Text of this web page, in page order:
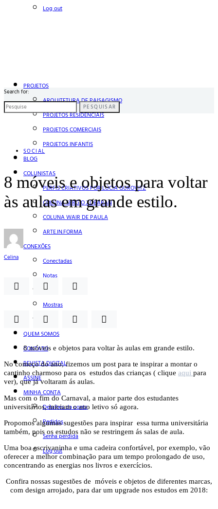
Log out
PROJETOS
ARQUITETURA DE PAISAGISMO
PROJETOS RESIDENCIAIS
PROJETOS COMERCIAIS
PROJETOS INFANTIS
BLOG
COLUNISTAS
PERFIS CRIATIVOS POR LÚCIA GUROVITZ
COLUNA SERGIO ZOBARAN
COLUNA WAIR DE PAULA
ARTE.IN.FORMA
CONEXÕES
Conectadas
Notas
Social
Mostras
Arte
QUEM SOMOS
CONTATO
REVISTA DIGITAL
ASSINE
MINHA CONTA
Detalhes da conta
Pedidos
Senha perdida
Log out
Search for:
PESQUISAR
SOCIAL
8 móveis e objetos para voltar
às aulas em grande estilo.
Celina
8 móveis e objetos para voltar às aulas em grande estilo.
No começo do ano, fizemos um post para te inspirar a montar o
cantinho charmoso para os estudos das crianças ( clique aqui para
ver), que já voltaram ás aulas.
Mas com o fim do Carnaval, a maior parte dos estudantes
universitários, iniciam o ano letivo só agora.
Propomos algumas sugestões para inspirar essa turma universitária
também, pois os estudos não se restringem ás salas de aula.
Uma boa escrivaninha e uma cadeira confortável, por exemplo, vão
oferecer a melhor combinação para um tempo prolongado de uso,
concentrando as energias nos livros e exercícios.
Confira nossas sugestões de móveis e objetos de diferentes marcas,
com design arrojado, para dar um upgrade nos estudos em 2018: